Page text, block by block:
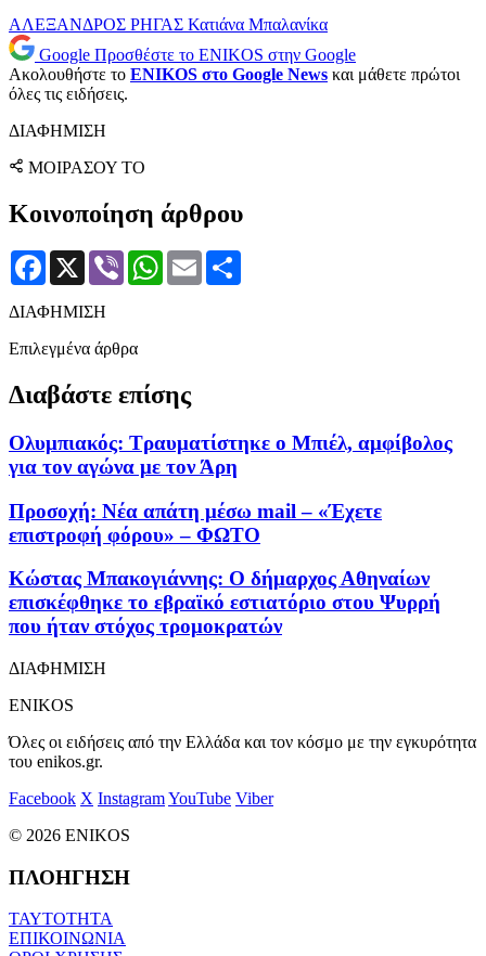
ΑΛΕΞΑΝΔΡΟΣ ΡΗΓΑΣ Κατιάνα Μπαλανίκα
Google Προσθέστε το ENIKOS στην Google
Ακολουθήστε το ENIKOS στο Google News και μάθετε πρώτοι
όλες τις ειδήσεις.
ΔΙΑΦΗΜΙΣΗ
ΜΟΙΡΑΣΟΥ ΤΟ
Κοινοποίηση άρθρου
Facebook
X Viber WhatsApp
Email
ΔΙΑΦΗΜΙΣΗ
Επιλεγμένα άρθρα
Διαβάστε επίσης
Ολυμπιακός: Τραυματίστηκε ο Μπιέλ, αμφίβολος
για τον αγώνα με τον Άρη
Προσοχή: Νέα απάτη μέσω mail – «Έχετε
επιστροφή φόρου» – ΦΩΤΟ
Κώστας Μπακογιάννης: Ο δήμαρχος Αθηναίων
επισκέφθηκε το εβραϊκό εστιατόριο στου Ψυρρή
που ήταν στόχος τρομοκρατών
ΔΙΑΦΗΜΙΣΗ
ENIKOS
Όλες οι ειδήσεις από την Ελλάδα και τον κόσμο με την εγκυρότητα
του enikos.gr.
Facebook X InstagramYouTube Viber
© 2026 ENIKOS
ΠΛΟΗΓΗΣΗ
ΤΑΥΤΟΤΗΤΑ
ΕΠΙΚΟΙΝΩΝΙΑ